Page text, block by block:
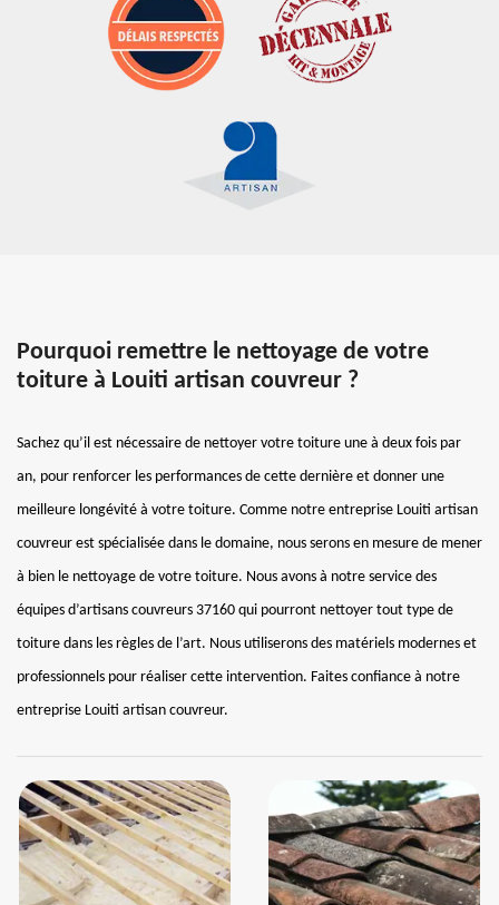
Pourquoi remettre le nettoyage de votre
toiture à Louiti artisan couvreur ?
Sachez qu’il est nécessaire de nettoyer votre toiture une à deux fois par
an, pour renforcer les performances de cette dernière et donner une
meilleure longévité à votre toiture. Comme notre entreprise Louiti artisan
couvreur est spécialisée dans le domaine, nous serons en mesure de mener
à bien le nettoyage de votre toiture. Nous avons à notre service des
équipes d’artisans couvreurs 37160 qui pourront nettoyer tout type de
toiture dans les règles de l’art. Nous utiliserons des matériels modernes et
professionnels pour réaliser cette intervention. Faites confiance à notre
entreprise Louiti artisan couvreur.